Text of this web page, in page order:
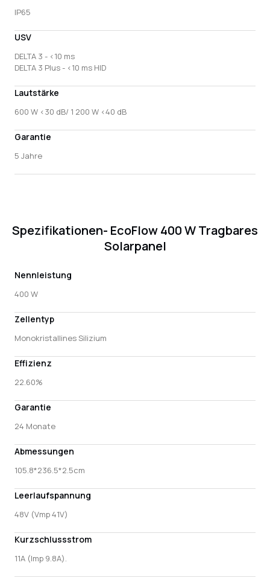
IP65
USV
DELTA 3 - <10 ms
DELTA 3 Plus - <10 ms HID
Lautstärke
600 W <30 dB/ 1 200 W <40 dB
Garantie
5 Jahre
Spezifikationen- EcoFlow 400 W Tragbares
Solarpanel
Nennleistung
400 W
Zellentyp
Monokristallines Silizium
Effizienz
22.60%
Garantie
24 Monate
Abmessungen
105.8*236.5*2.5cm
Leerlaufspannung
48V (Vmp 41V)
Kurzschlussstrom
11A (Imp 9.8A).